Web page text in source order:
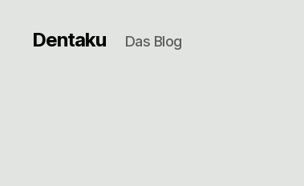
Dentaku Das Blog